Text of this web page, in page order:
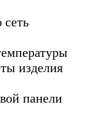
изделия
панели